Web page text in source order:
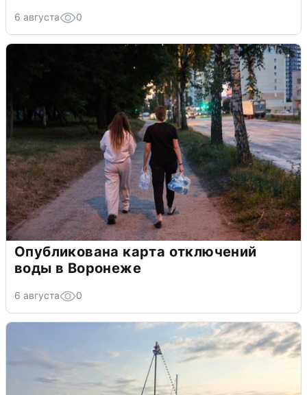
6 августа 0
Опубликована карта отключений
воды в Воронеже
6 августа 0